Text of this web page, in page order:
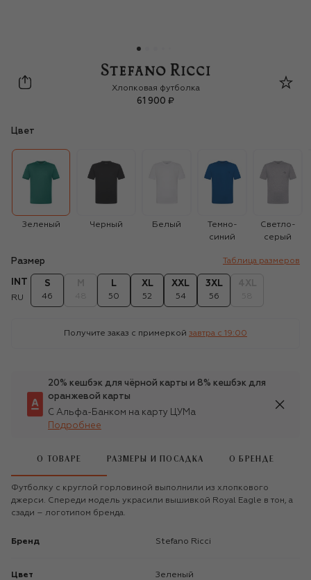
Stefano Ricci
Хлопковая футболка
61 900 ₽
Цвет
Зеленый Черный Белый
Темно-
синий
Светло-
серый
Размер Таблица размеров
INT
RU
S
46
L
50
XL
52
XXL
54
3XL
56
Получите заказ с примеркой завтра c 19:00
20% кешбэк для чёрной карты и 8% кешбэк для
оранжевой карты
С Альфа-Банком на карту ЦУМа
Подробнее
О ТОВАРЕ РАЗМЕРЫ И ПОСАДКА О БРЕНДЕ
Футболку с круглой горловиной выполнили из хлопкового
джерси. Спереди модель украсили вышивкой Royal Eagle в тон, а
сзади – логотипом бренда.
Бренд Stefano Ricci
Цвет Зеленый